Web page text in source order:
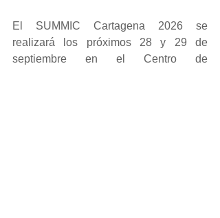
El SUMMIC Cartagena 2026 se
realizará los próximos 28 y 29 de
septiembre en el Centro de